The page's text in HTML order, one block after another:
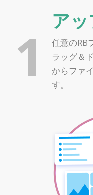
1 ア
任意のRB
ラッグ＆
からファ
す。